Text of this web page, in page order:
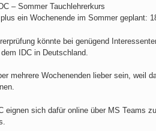
– Sommer Tauchlehrerkurs
ein Wochenende im Sommer geplant:
könnte bei genügend
IDC in Deutschland.
mehrere Wochenenden lieber sein, weil
eignen sich dafür online über MS Teams